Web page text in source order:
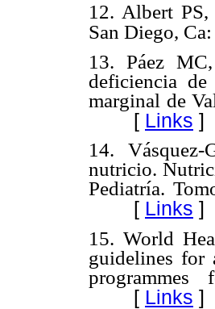
12. Albert
San Diego,
13. Páez
deficiencia
marginal de
[ Links ]
14.
nutricio.
Pediatría.
[ Links ]
15. World
guidelines for
[ Links ]